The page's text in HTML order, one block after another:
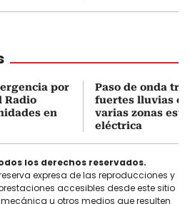
por
Radio
en
Paso de onda
fuertes lluvias
varias zonas
eléctrica
los derechos reservados.
expresa de las reproducciones y
accesibles desde este sitio
u otros medios que resulten